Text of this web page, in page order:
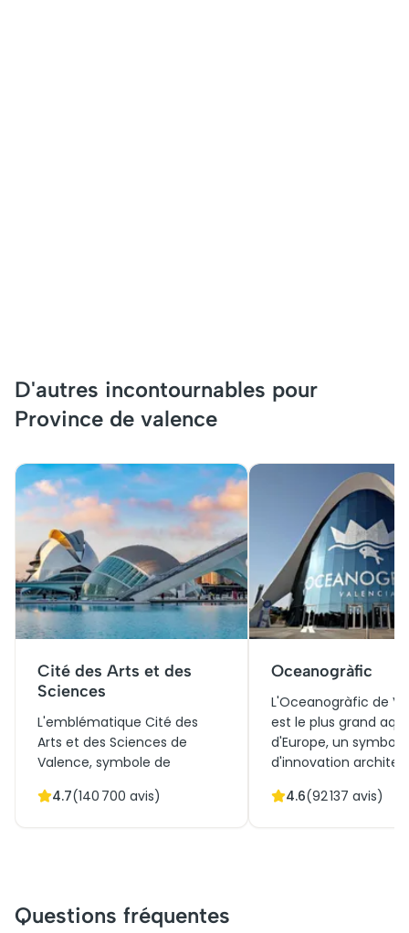
D'autres incontournables pour
Province de valence
Cité des Arts et des
Sciences
L'emblématique Cité des
Arts et des Sciences de
Valence, symbole de
attire chaque année des
Santiago Calatrava, ce
complexe futuriste incarne
4.7(140 700 avis)
Oceanogràfic
L'Oceanogràfic de
est le plus grand
d'Europe, un symbole
d'innovation
biodiversité marine.
4.6(92 137 avis)
Questions fréquentes